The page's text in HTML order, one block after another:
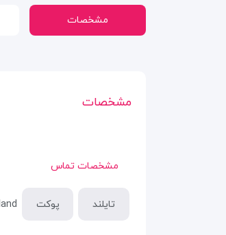
مشخصات
مشخصات
مشخصات تماس
تایلند پوکت